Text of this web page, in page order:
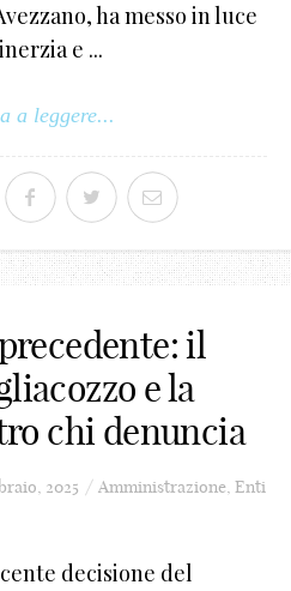
ha messo in luce
e ...
a leggere...
il
e la
chi denuncia
2025 Amministrazione, Enti
decisione del